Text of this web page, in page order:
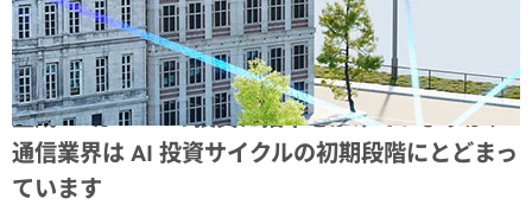
生成 AI は AI への投資に拍車をかけていますが、
通信業界は AI 投資サイクルの初期段階にとどまっ
ています